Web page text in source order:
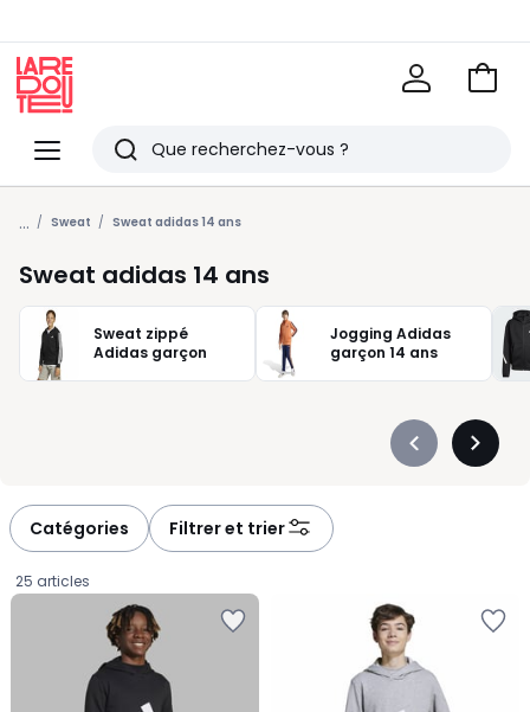
Menu
Redoute
Rechercher
Derniers
articles
vus
Voir
... Sweat Sweat adidas 14 ans
Sweat adidas 14 ans
Sweat zippé
Adidas garçon
Jogging Adidas
garçon 14 ans
Précédent
Catégories Filtrer et trier
25 articles